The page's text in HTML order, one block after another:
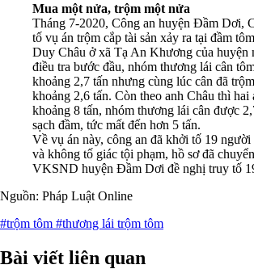
Mua một nửa, trộm một nửa
Tháng 7-2020, Công an huyện Đầm Dơi,
tố vụ án trộm cắp tài sản xảy ra tại đầm
Duy Châu ở xã Tạ An Khương của huyện
điều tra bước đầu, nhóm thương lái cân
khoảng 2,7 tấn nhưng cùng lúc cân đã
khoảng 2,6 tấn. Còn theo anh Châu thì hai
khoảng 8 tấn, nhóm thương lái cân được
sạch đầm, tức mất đến hơn 5 tấn.
Về vụ án này, công an đã khởi tố 19
và không tố giác tội phạm, hồ sơ đã
VKSND huyện Đầm Dơi đề nghị truy tố
Nguồn: Pháp Luật Online
#trộm tôm #thương lái trộm tôm
Bài viết liên quan